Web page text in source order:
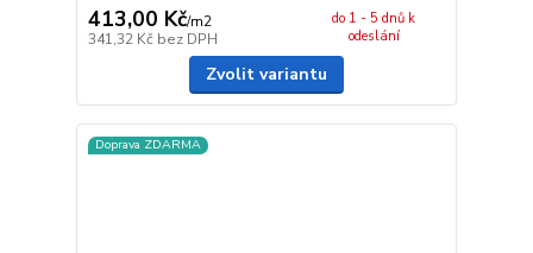
413,00 Kč/m2
341,32 Kč bez DPH
do 1 - 5 dnů k
odeslání
Zvolit variantu
Doprava ZDARMA